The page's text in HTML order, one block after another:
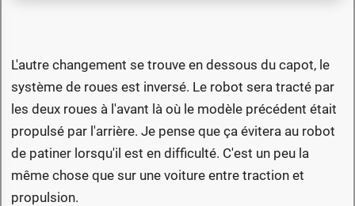
L'autre changement se trouve en dessous du capot, le
système de roues est inversé. Le robot sera tracté par
les deux roues à l'avant là où le modèle précédent était
propulsé par l'arrière. Je pense que ça évitera au robot
de patiner lorsqu'il est en difficulté. C'est un peu la
même chose que sur une voiture entre traction et
propulsion.